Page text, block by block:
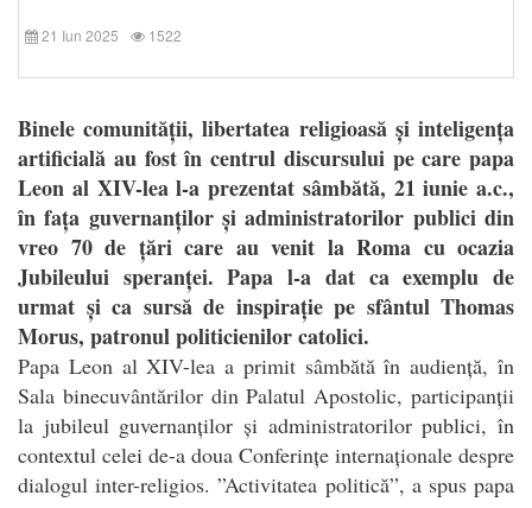
21 Iun 2025 1522
Binele comunității, libertatea religioasă și inteligența
artificială au fost în centrul discursului pe care papa
Leon al XIV-lea l-a prezentat sâmbătă, 21 iunie a.c.,
în fața guvernanților și administratorilor publici din
vreo 70 de țări care au venit la Roma cu ocazia
Jubileului speranței. Papa l-a dat ca exemplu de
urmat și ca sursă de inspirație pe sfântul Thomas
Morus, patronul politicienilor catolici.
Papa Leon al XIV-lea a primit sâmbătă în audiență, în
Sala binecuvântărilor din Palatul Apostolic, participanții
la jubileul guvernanților și administratorilor publici, în
contextul celei de-a doua Conferințe internaționale despre
dialogul inter-religios. ”Activitatea politică”, a spus papa